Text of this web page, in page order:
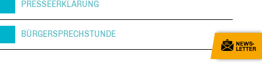
PRESSEERKLÄRUNG
BÜRGERSPRECHSTUNDE